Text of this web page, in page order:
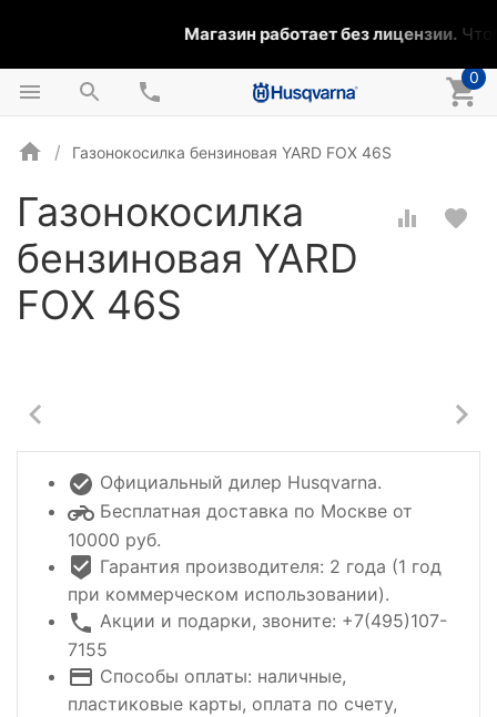
Магазин работает без лицензии.
0
Газонокосилка бензиновая YARD FOX 46S
Газонокосилка
бензиновая YARD
FOX 46S
Официальный дилер Husqvarna.
Бесплатная доставка по Москве от
10000 руб.
Гарантия производителя: 2 года (1 год
при коммерческом использовании).
Акции и подарки, звоните: +7(495)107-
7155
Способы оплаты: наличные,
пластиковые карты, оплата по счету,